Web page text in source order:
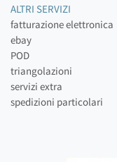
ALTRI SERVIZI
fatturazione elettronica
ebay
POD
triangolazioni
servizi extra
spedizioni particolari